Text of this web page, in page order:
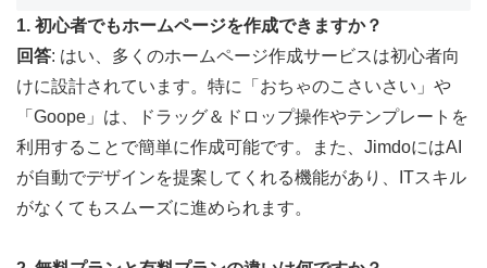
1. 初心者でもホームページを作成できますか？
回答: はい、多くのホームページ作成サービスは初心者向
けに設計されています。特に「おちゃのこさいさい」や
「Goope」は、ドラッグ＆ドロップ操作やテンプレートを
利用することで簡単に作成可能です。また、JimdoにはAI
が自動でデザインを提案してくれる機能があり、ITスキル
がなくてもスムーズに進められます。